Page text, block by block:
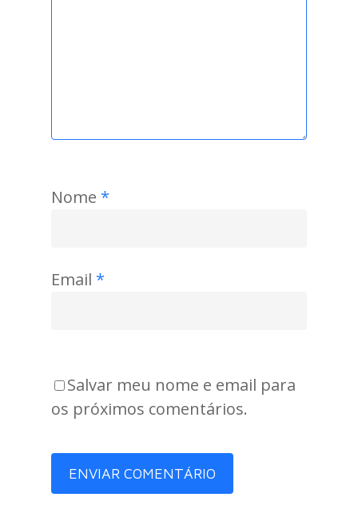
Nome *
Email *
Salvar meu nome e email para
os próximos comentários.